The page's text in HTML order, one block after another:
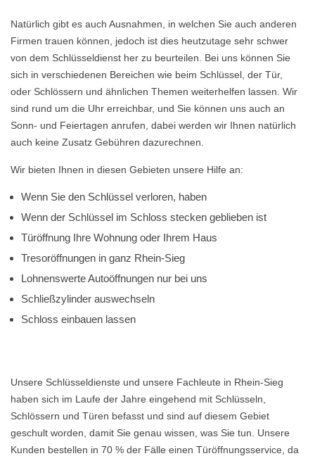
Natürlich gibt es auch Ausnahmen, in welchen Sie auch anderen
Firmen trauen können, jedoch ist dies heutzutage sehr schwer
von dem Schlüsseldienst her zu beurteilen. Bei uns können Sie
sich in verschiedenen Bereichen wie beim Schlüssel, der Tür,
oder Schlössern und ähnlichen Themen weiterhelfen lassen. Wir
sind rund um die Uhr erreichbar, und Sie können uns auch an
Sonn- und Feiertagen anrufen, dabei werden wir Ihnen natürlich
auch keine Zusatz Gebühren dazurechnen.
Wir bieten Ihnen in diesen Gebieten unsere Hilfe an:
Wenn Sie den Schlüssel verloren, haben
Wenn der Schlüssel im Schloss stecken geblieben ist
Türöffnung Ihre Wohnung oder Ihrem Haus
Tresoröffnungen in ganz Rhein-Sieg
Lohnenswerte Autoöffnungen nur bei uns
Schließzylinder auswechseln
Schloss einbauen lassen
Unsere Schlüsseldienste und unsere Fachleute in Rhein-Sieg
haben sich im Laufe der Jahre eingehend mit Schlüsseln,
Schlössern und Türen befasst und sind auf diesem Gebiet
geschult worden, damit Sie genau wissen, was Sie tun. Unsere
Kunden bestellen in 70 % der Fälle einen Türöffnungsservice, da